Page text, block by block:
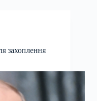
захоплення